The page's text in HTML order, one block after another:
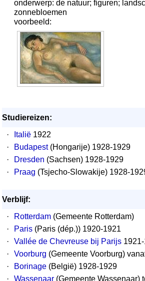
onderwerp: de natuur; figuren;
zonnebloemen
voorbeeld:
Studiereizen:
·
Italië 1922
·
Budapest(Hongarije) 1928-1929
·
Dresden (Sachsen) 1928-1929
·
Praag (Tsjecho-Slowakije) 1928-
Verblijf:
·
Rotterdam (Gemeente Rotterdam)
·
Paris (Paris (dép.)) 1920-1921
·
Vallée de Chevreuse bij Parijs
·
Voorburg (Gemeente Voorburg)
·
Borinage (België) 1928-1929
·
Wassenaar (Gemeente Wassenaar)